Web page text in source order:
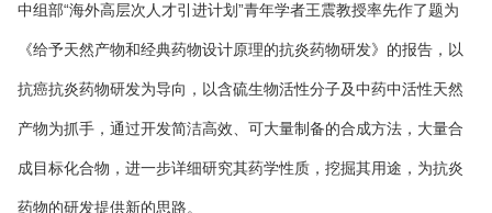
中组部“海外高层次人才引进计划”青年学者王震教授率先作了题为
《给予天然产物和经典药物设计原理的抗炎药物研发》的报告，以
抗癌抗炎药物研发为导向，以含硫生物活性分子及中药中活性天然
产物为抓手，通过开发简洁高效、可大量制备的合成方法，大量合
成目标化合物，进一步详细研究其药学性质，挖掘其用途，为抗炎
药物的研发提供新的思路。